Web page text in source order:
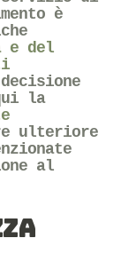
è
e del
la
ulteriore
al